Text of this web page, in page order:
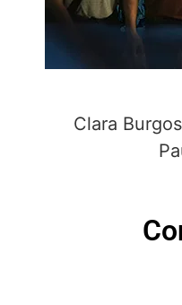
Clara